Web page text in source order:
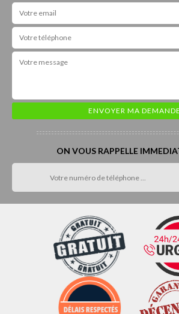
ON VOUS RAPPELLE